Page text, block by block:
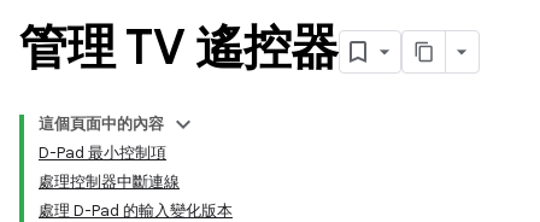
管理 TV 遙控器
這個頁面中的內容
D-Pad 最小控制項
處理控制器中斷連線
處理 D-Pad 的輸入變化版本